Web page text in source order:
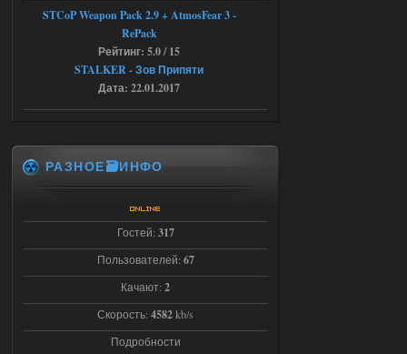
andreyforest1993
там есть опция расшириные
анимации нпс, я поставил
галочку но толку ноль, ни каких
анимаций нет, может это что-то другое,
кнопок по поводу анимаций
Последний рассвет - Эпизод 1
Stalker-Mods-Clan-su
Объединенный Пак 2 + OGSR +
STCoP WP 3.4
STCoP Weapon Pack 2.9 + AtmosFear 3 -
RePack
Рейтинг: 5.0 / 15
STALKER - Зов Припяти
Дата: 22.01.2017
РАЗНОЕ🗃️ИНФО
Гостей: 317
Пользователей: 67
Качают: 2
Скорость: 4582kb/s
Подробности